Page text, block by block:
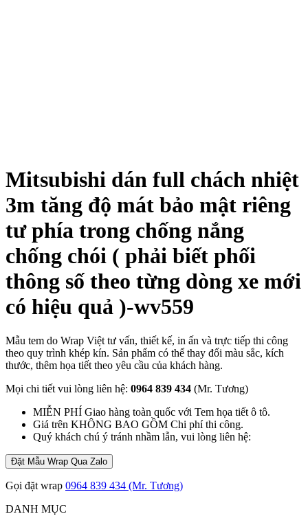
Mitsubishi dán full chách nhiệt
3m tăng độ mát bảo mật riêng
tư phía trong chống nắng
chống chói ( phải biết phối
thông số theo từng dòng xe mới
có hiệu quả )-wv559
Mẫu tem do Wrap Việt tư vấn, thiết kế, in ấn và trực tiếp thi công
theo quy trình khép kín. Sản phẩm có thể thay đổi màu sắc, kích
thước, thêm họa tiết theo yêu cầu của khách hàng.
Mọi chi tiết vui lòng liên hệ: 0964 839 434 (Mr. Tương)
MIỄN PHÍ Giao hàng toàn quốc với Tem họa tiết ô tô.
Giá trên KHÔNG BAO GỒM Chi phí thi công.
Quý khách chú ý tránh nhầm lẫn, vui lòng liên hệ:
Đặt Mẫu Wrap Qua Zalo
Gọi đặt wrap 0964 839 434 (Mr. Tương)
DANH MỤC